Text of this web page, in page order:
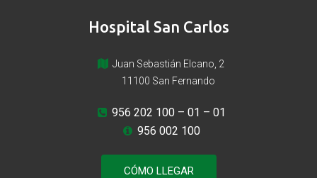
Hospital San Carlos
Juan Sebastián Elcano, 2
11100 San Fernando
956 202 100– 01 – 01
956 002 100
CÓMO LLEGAR